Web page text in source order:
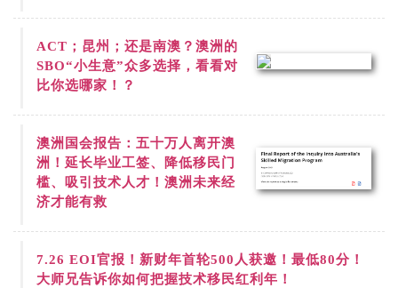
ACT；昆州；还是南澳？澳洲的
SBO“小生意”众多选择，看看对
比你选哪家！？
澳洲国会报告：五十万人离开澳
洲！延长毕业工签、降低移民门
槛、吸引技术人才！澳洲未来经
济才能有救
7.26 EOI官报！新财年首轮500人获邀！最低80分！
大师兄告诉你如何把握技术移民红利年！